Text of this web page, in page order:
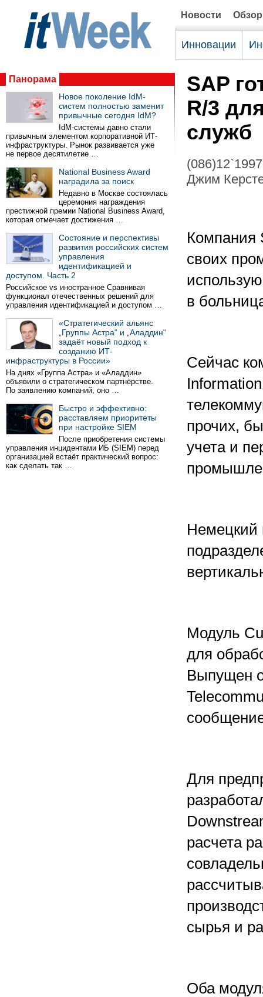
Новости
Инновации
Панорама
Новое поколение IdM-
систем полностью заменит
привычные сегодня IdM?
IdM-системы давно стали
привычным элементом корпоративной ИТ-
инфраструктуры. Рынок развивается уже
не первое десятилетие …
National Business Award
наградила за поиск
Недавно в Москве состоялась
церемония награждения
престижной премии National Business Award,
которая отмечает достижения …
Состояние и перспективы
развития российских систем
управления
идентификацией и
доступом. Часть 2
Российское vs иностранное Сравнивая
функционал отечественных решений для
управления идентификацией и доступом …
«Стратегический альянс
„Группы Астра“ и „Аладдин“
задаёт новый подход к
созданию ИТ-
инфраструктуры в России»
На днях «Группа Астра» и «Аладдин»
объявили о стратегическом партнёрстве.
По заявлению компаний, оно …
Быстро и эффективно:
расставляем приоритеты
при настройке SIEM
После приобретения системы
управления инцидентами ИБ (SIEM) перед
организацией встаёт практический вопрос:
как сделать так …
SAP
R/3
служб
(086)12`1997
Джим
Компания
своих
в
Сейчас
прочих,
учета и
Немецкий
Модуль
для
Выпущен
Для
расчета
сырья и
Оба